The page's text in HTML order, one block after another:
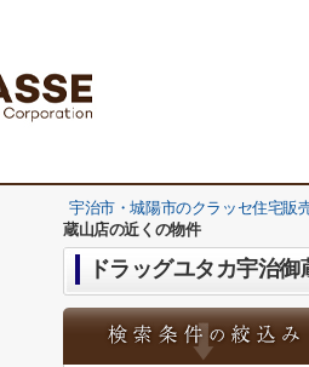
宇治市・城陽市のクラッセ住宅販
蔵山店の近くの物件
ドラッグユタカ宇治